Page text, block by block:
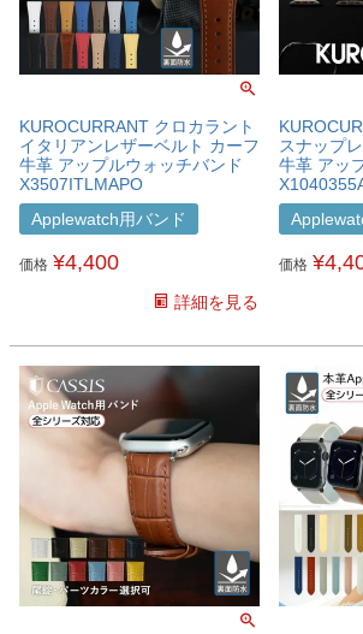
KUROCURRANT クロカラント
イタリアンレザーベルト カーフ
牛革 アップルウォッチバンド
X3507ITLMAPO
Applewatch用バンド
価格 ¥4,400
詳細を見る
スナップ
牛革 アッ
価格 ¥